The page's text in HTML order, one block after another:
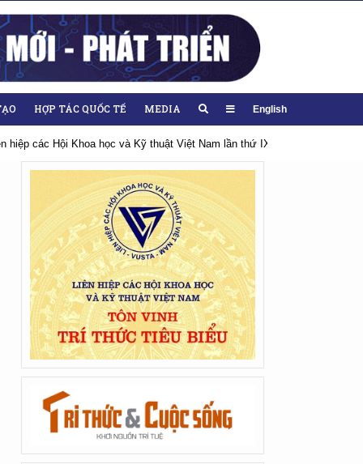
HỢP TÁC QUỐC TẾ MEDIA English
hiệp các Hội Khoa học và Kỹ thuật Việt Nam lần thứ IX, nhiệm kỳ 2026-